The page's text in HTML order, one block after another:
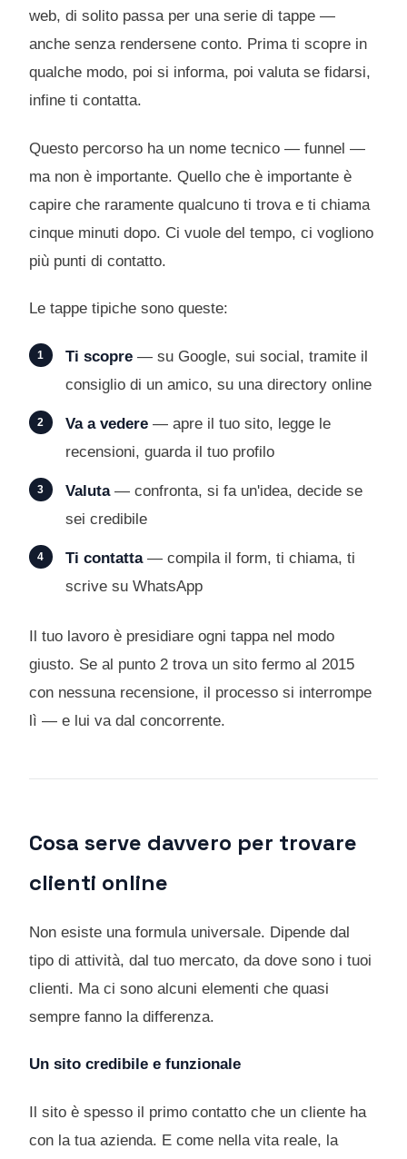
web, di solito passa per una serie di tappe —
anche senza rendersene conto. Prima ti scopre in
qualche modo, poi si informa, poi valuta se fidarsi,
infine ti contatta.
Questo percorso ha un nome tecnico — funnel —
ma non è importante. Quello che è importante è
capire che raramente qualcuno ti trova e ti chiama
cinque minuti dopo. Ci vuole del tempo, ci vogliono
più punti di contatto.
Le tappe tipiche sono queste:
Ti scopre — su Google, sui social, tramite il
consiglio di un amico, su una directory online
Va a vedere — apre il tuo sito, legge le
recensioni, guarda il tuo profilo
Valuta— confronta, si fa un'idea, decide se
sei credibile
Ti contatta— compila il form, ti chiama, ti
scrive su WhatsApp
Il tuo lavoro è presidiare ogni tappa nel modo
giusto. Se al punto 2 trova un sito fermo al 2015
con nessuna recensione, il processo si interrompe
lì — e lui va dal concorrente.
Cosa serve davvero per trovare
clienti online
Non esiste una formula universale. Dipende dal
tipo di attività, dal tuo mercato, da dove sono i tuoi
clienti. Ma ci sono alcuni elementi che quasi
sempre fanno la differenza.
Un sito credibile e funzionale
Il sito è spesso il primo contatto che un cliente ha
con la tua azienda. E come nella vita reale, la